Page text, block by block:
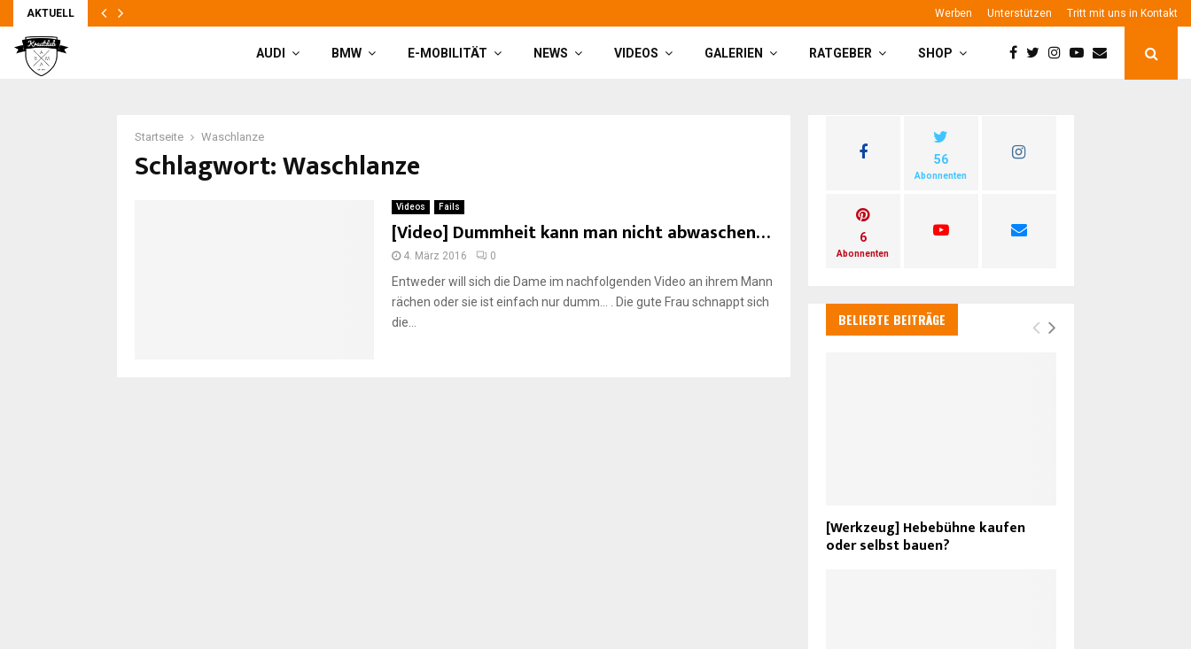
Werben Unterstützen Tritt mit uns in Kontakt
AKTUELL
AUDI BMW E-MOBILITÄT NEWS VIDEOS GALERIEN RATGEBER SHOP
Startseite Waschlanze
Schlagwort: Waschlanze
Videos Fails
[Video] Dummheit kann man nicht abwaschen…
4. März 2016 0
Entweder will sich die Dame im nachfolgenden Video an ihrem Mann
rächen oder sie ist einfach nur dumm… . Die gute Frau schnappt sich
die...
56
Abonnenten
6
Abonnenten
BELIEBTE BEITRÄGE
[Werkzeug] Hebebühne kaufen
oder selbst bauen?